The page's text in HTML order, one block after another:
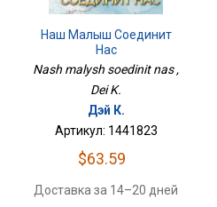
Наш Малыш Соединит
Нас
Nash malysh soedinit nas ,
Dei K.
Дэй К.
Артикул: 1441823
$63.59
Доставка за 14–20 дней